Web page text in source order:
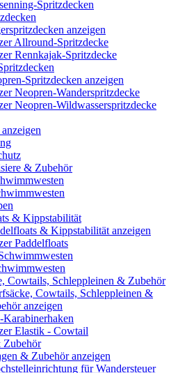
Spritzdecken
anzeigen
Allround-Spritzdecke
Rennkajak-Spritzdecke
Spritzdecken anzeigen
Neopren-Wanderspritzdecke
Neopren-Wildwasserspritzdecke
& Zubehör
& Kippstabilität
& Kippstabilität anzeigen
Paddelfloats
Cowtails, Schleppleinen & Zubehör
Cowtails, Schleppleinen &
anzeigen
Elastik - Cowtail
Zubehör
& Zubehör anzeigen
für Wandersteuer